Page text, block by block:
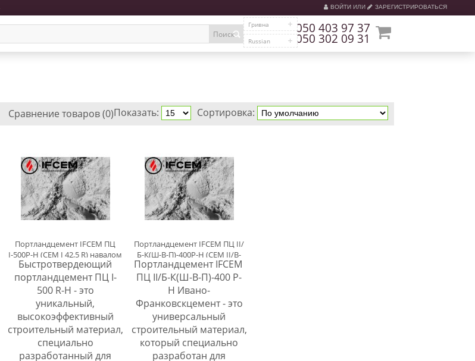
ВОЙТИ ИЛИ ЗАРЕГИСТРИРОВАТЬСЯ
Поиск
Russian
Гривна 050 403 97 37
050 302 09 31
Сравнение товаров (0)Показать: Сортировка:
Портландцемент IFCEM ПЦ
І-500Р-Н (CEM I 42,5 R) навалом
Быстротвердеющий
портландцемент ПЦ I-
500 R-H - это
уникальный,
высокоэффективный
строительный материал,
специально
разработанный для
Портландцемент IFCEM ПЦ ІІ/
Б-К(Ш-В-П)-400Р-Н (CEM II/B-
M(P-S-L) 32,5 R) навалом
Портландцемент IFCEM
ПЦ ІІ/Б-К(Ш-В-П)-400 Р-
Н Ивано-
Франковскцемент - это
универсальный
строительный материал,
который специально
разработан для